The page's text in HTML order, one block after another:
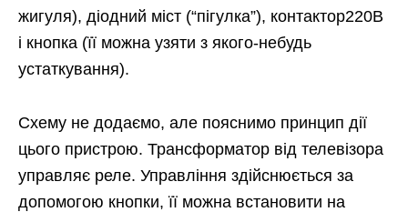
жигуля), діодний міст (“пігулка”), контактор220В
і кнопка (її можна узяти з якого-небудь
устаткування).
Схему не додаємо, але пояснимо принцип дії
цього пристрою. Трансформатор від телевізора
управляє реле. Управління здійснюється за
допомогою кнопки, її можна встановити на